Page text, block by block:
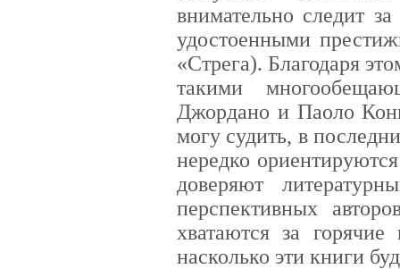
внимательно следит
удостоенными
«Стрега). Благодаря
такими
Джордано и Паоло
могу судить, в
нередко
доверяют
перспективных
хватаются за
насколько эти книги